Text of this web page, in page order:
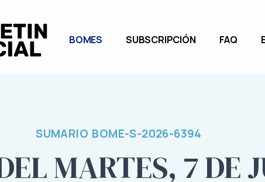
BOMES SUBSCRIPCIÓN FAQ
SUMARIO BOME-S-2026-6394
MARTES, 7 DE